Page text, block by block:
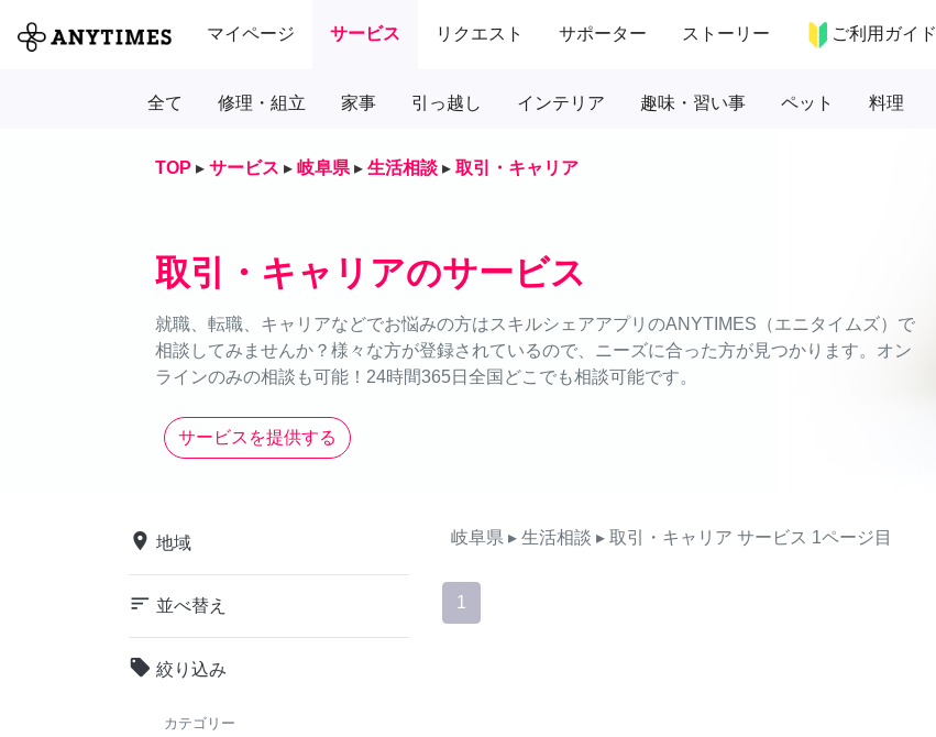
マイページ サービス リクエスト サポーター ストーリー ご利用ガイド
全て 修理・組立 家事 引っ越し インテリア 趣味・習い事 ペット 料理
TOP ▸ サービス ▸ 岐阜県 ▸ 生活相談 ▸ 取引・キャリア
取引・キャリアのサービス
就職、転職、キャリアなどでお悩みの方はスキルシェアアプリのANYTIMES（エニタイムズ）で
相談してみませんか？様々な方が登録されているので、ニーズに合った方が見つかります。オン
ラインのみの相談も可能！24時間365日全国どこでも相談可能です。
サービスを提供する
place 地域
sort 並べ替え
local_offer 絞り込み
カテゴリー
岐阜県 ▸ 生活相談 ▸ 取引・キャリア サービス 1ページ目
1